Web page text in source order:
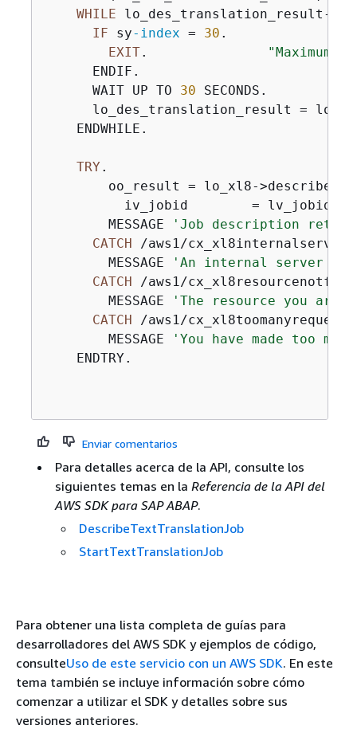
WHILE lo_des_translation_result-
IF sy-index = 30 .
EXIT.
"Maximum
      ENDIF.
      WAIT UP TO
30 SECONDS.
lo_des_translation_result =
    ENDWHILE.
TRY .
oo_result = lo_xl8-
          iv_jobid        = lv_jobid ).
        MESSAGE
'Job description
CATCH /aws1/
        MESSAGE
'An internal server
CATCH /aws1/
        MESSAGE
'The resource you are
CATCH /aws1/
        MESSAGE
'You have made too
    ENDTRY.
Enviar comentarios
Para detalles acerca de la API, consulte los
siguientes temas en la Referencia de la API del
AWS SDK para SAP ABAP.
DescribeTextTranslationJob
StartTextTranslationJob
Para obtener una lista completa de guías para
desarrolladores del AWS SDK y ejemplos de código,
consulteUso de este servicio con un AWS SDK. En este
tema también se incluye información sobre cómo
comenzar a utilizar el SDK y detalles sobre sus
versiones anteriores.